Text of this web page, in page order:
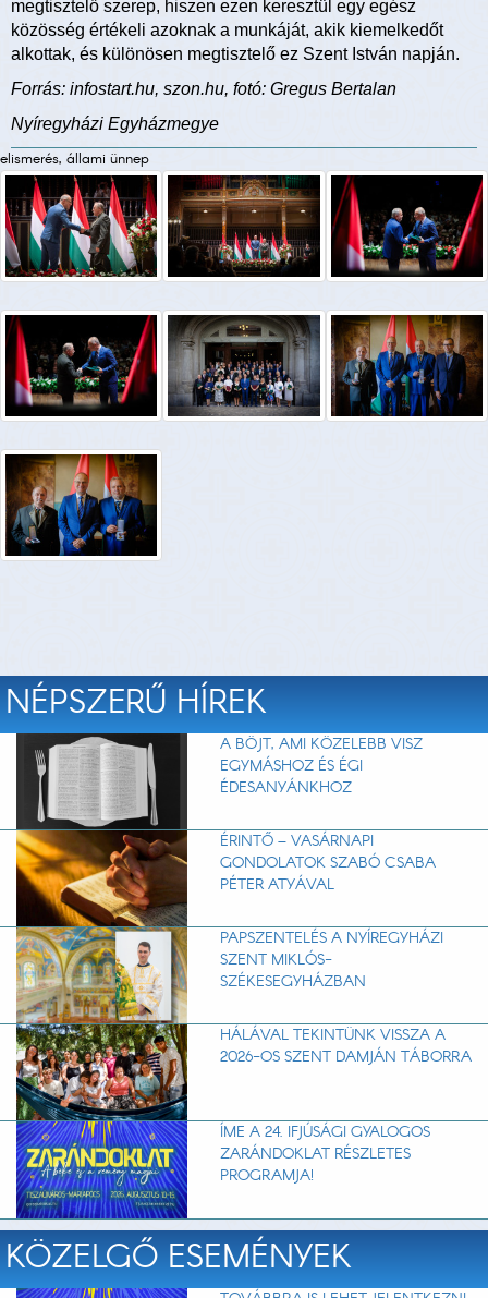
megtisztelő szerep, hiszen ezen keresztül egy egész
közösség értékeli azoknak a munkáját, akik kiemelkedőt
alkottak, és különösen megtisztelő ez Szent István napján.
Forrás: infostart.hu, szon.hu, fotó: Gregus Bertalan
Nyíregyházi Egyházmegye
elismerés, állami ünnep
NÉPSZERŰ HÍREK
A BÖJT, AMI KÖZELEBB VISZ
EGYMÁSHOZ ÉS ÉGI
ÉDESANYÁNKHOZ
ÉRINTŐ – VASÁRNAPI
GONDOLATOK SZABÓ CSABA
PÉTER ATYÁVAL
PAPSZENTELÉS A NYÍREGYHÁZI
SZENT MIKLÓS-
SZÉKESEGYHÁZBAN
HÁLÁVAL TEKINTÜNK VISSZA A
2026-OS SZENT DAMJÁN TÁBORRA
ÍME A 24. IFJÚSÁGI GYALOGOS
ZARÁNDOKLAT RÉSZLETES
PROGRAMJA!
KÖZELGŐ ESEMÉNYEK